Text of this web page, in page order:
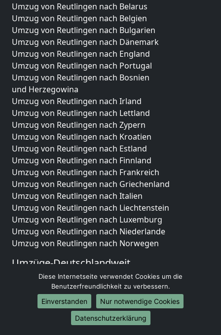
Umzug von Reutlingen nach Belarus
Umzug von Reutlingen nach Belgien
Umzug von Reutlingen nach Bulgarien
Umzug von Reutlingen nach Dänemark
Umzug von Reutlingen nach England
Umzug von Reutlingen nach Portugal
Umzug von Reutlingen nach Bosnien
und Herzegowina
Umzug von Reutlingen nach Irland
Umzug von Reutlingen nach Lettland
Umzug von Reutlingen nach Zypern
Umzug von Reutlingen nach Kroatien
Umzug von Reutlingen nach Estland
Umzug von Reutlingen nach Finnland
Umzug von Reutlingen nach Frankreich
Umzug von Reutlingen nach Griechenland
Umzug von Reutlingen nach Italien
Umzug von Reutlingen nach Liechtenstein
Umzug von Reutlingen nach Luxemburg
Umzug von Reutlingen nach Niederlande
Umzug von Reutlingen nach Norwegen
Umzüge-Deutschlandweit
Umzug von Reutlingen nach Berlin
Umzug von Reutlingen nach Hamburg
Umzug von Reutlingen nach München
Umzug von Reutlingen nach Köln
Umzug von Reutlingen nach Frankfurt am Main
Diese Internetseite verwendet Cookies um die
Benutzerfreundlichkeit zu verbessern.
Einverstanden
Nur notwendige Cookies
Datenschutzerklärung